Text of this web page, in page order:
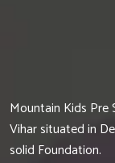
Mountain Kids Pre
Vihar situated in
solid Foundation.